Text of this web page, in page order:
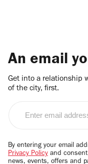
An email
Get into a relationship
of the city, first.
email
By entering your email
Privacy Policy and
news, events, offers and